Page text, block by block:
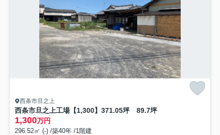
西条市旦之上
西条市旦之上工場【1,300】371.05坪 89.7坪
1,300万円
296.52㎡ (-) /築40年 /1階建